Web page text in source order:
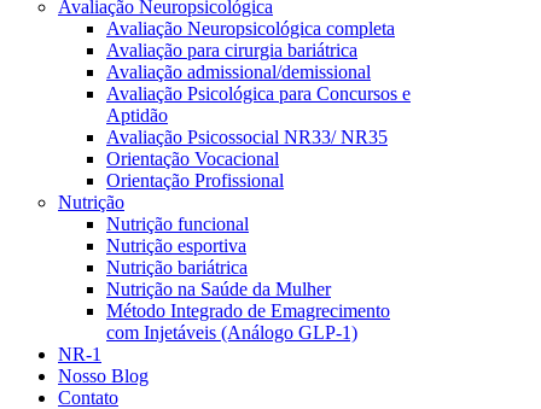
Avaliação Neuropsicológica
Avaliação Neuropsicológica completa
Avaliação para cirurgia bariátrica
Avaliação admissional/demissional
Avaliação Psicológica para Concursos e
Aptidão
Avaliação Psicossocial NR33/ NR35
Orientação Vocacional
Orientação Profissional
Nutrição
Nutrição funcional
Nutrição esportiva
Nutrição bariátrica
Nutrição na Saúde da Mulher
Método Integrado de Emagrecimento
com Injetáveis (Análogo GLP-1)
NR-1
Nosso Blog
Contato